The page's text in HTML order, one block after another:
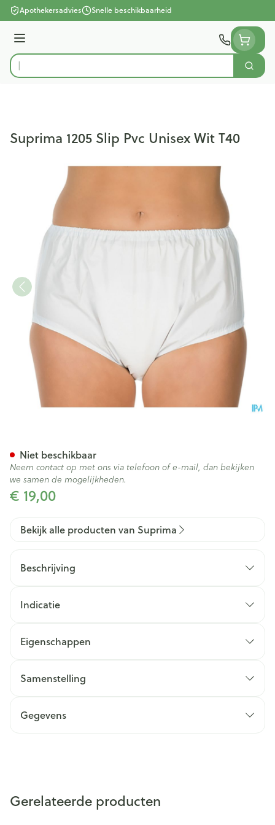
Ga naar de inhoud
Apothekersadvies Snelle beschikbaarheid
Menu
Product, merk, categorie...
Zoek
Suprima 1205 Slip Pvc Unisex Wit T40
€ 19,00
Niet beschikbaar
Neem contact op met ons via telefoon of e-mail, dan bekijken
we samen de mogelijkheden.
Bekijk alle producten van Suprima
Beschrijving
Indicatie
Eigenschappen
Samenstelling
Gegevens
Gerelateerde producten